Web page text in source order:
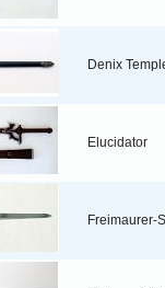
Denix
Elucidator
Freimaurer-